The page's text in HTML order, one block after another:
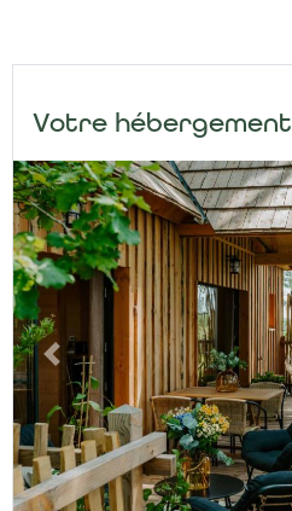
Votre hébergement
Previous